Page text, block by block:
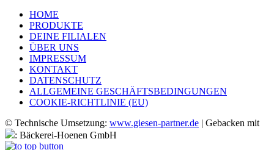
HOME
PRODUKTE
DEINE FILIALEN
ÜBER UNS
IMPRESSUM
KONTAKT
DATENSCHUTZ
ALLGEMEINE GESCHÄFTSBEDINGUNGEN
COOKIE-RICHTLINIE (EU)
© Technische Umsetzung: www.giesen-partner.de | Gebacken mit
: Bäckerei-Hoenen GmbH